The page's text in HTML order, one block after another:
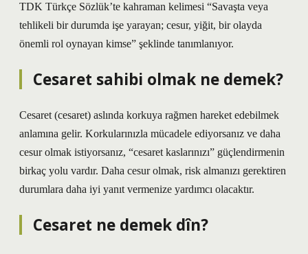
TDK Türkçe Sözlük’te kahraman kelimesi “Savaşta veya
tehlikeli bir durumda işe yarayan; cesur, yiğit, bir olayda
önemli rol oynayan kimse” şeklinde tanımlanıyor.
Cesaret sahibi olmak ne demek?
Cesaret (cesaret) aslında korkuya rağmen hareket edebilmek
anlamına gelir. Korkularınızla mücadele ediyorsanız ve daha
cesur olmak istiyorsanız, “cesaret kaslarınızı” güçlendirmenin
birkaç yolu vardır. Daha cesur olmak, risk almanızı gerektiren
durumlara daha iyi yanıt vermenize yardımcı olacaktır.
Cesaret ne demek dîn?